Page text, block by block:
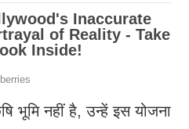
भूमि नहीं है, उन्हें इस योजना